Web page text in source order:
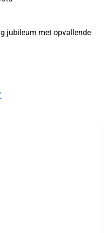
jubileum met opvallende